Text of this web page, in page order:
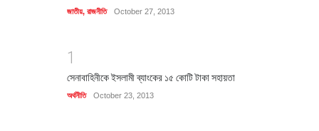
জাতীয়, রাজনীতি October 27, 2013
1
সেনাবাহিনীকে ইসলামী ব্যাংকের ১৫ কোটি টাকা সহায়তা
অর্থনীতি October 23, 2013